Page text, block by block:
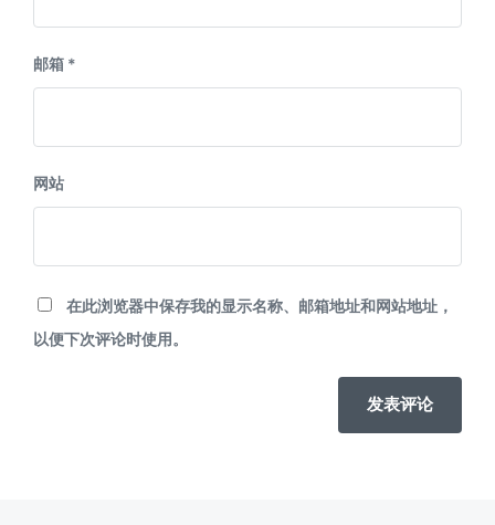
邮箱 *
网站
在此浏览器中保存我的显示名称、邮箱地址和网站地址，
以便下次评论时使用。